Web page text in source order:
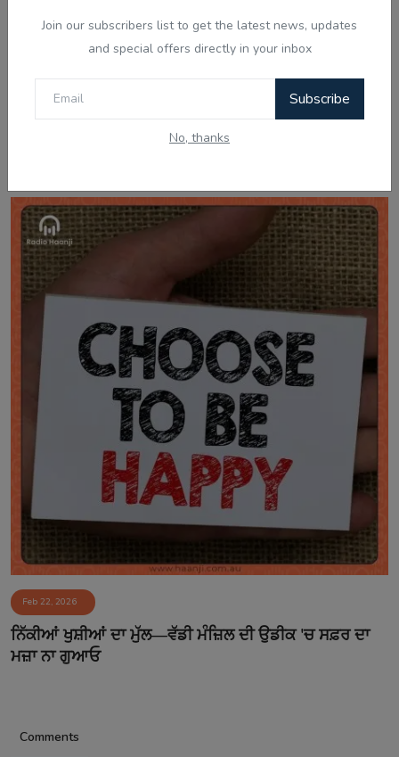
Join our subscribers list to get the latest news, updates
and special offers directly in your inbox
Subscribe
No, thanks
Feb 22, 2026
ਨਿੱਕੀਆਂ ਖੁਸ਼ੀਆਂ ਦਾ ਮੁੱਲ—ਵੱਡੀ ਮੰਜ਼ਿਲ ਦੀ ਉਡੀਕ 'ਚ ਸਫ਼ਰ ਦਾ
ਮਜ਼ਾ ਨਾ ਗੁਆਓ
Comments